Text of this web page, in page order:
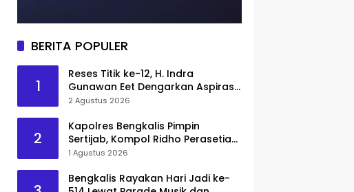
BERITA POPULER
1
Reses Titik ke-12, H. Indra
Gunawan Eet Dengarkan Aspirasi
Senggoro
2 Agustus 2026
2
Kapolres Bengkalis Pimpin
Sertijab, Kompol Ridho Perasetia
Jadi Wakapolres
1 Agustus 2026
Bengkalis Rayakan Hari Jadi ke-